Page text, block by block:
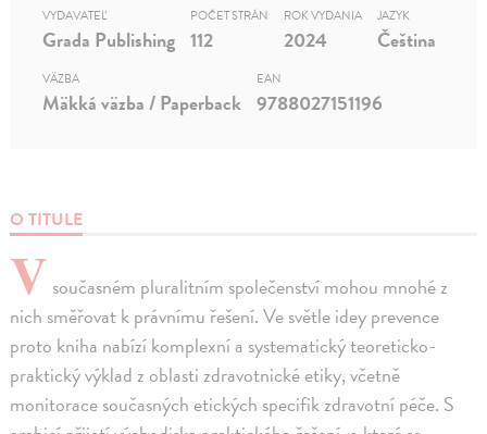
O TITULE
V současném pluralitním společenství mohou mnohé z
nich směřovat k právnímu řešení. Ve světle idey prevence
proto kniha nabízí komplexní a systematický teoreticko-
praktický výklad z oblasti zdravotnické etiky, včetně
monitorace současných etických specifik zdravotní péče. S
VYDAVATEĽ
Grada Publishing
POČET STRÁN
112
ROK VYDANIA
2024
JAZYK
Čeština
VÄZBA
Mäkká väzba / Paperback
EAN
9788027151196